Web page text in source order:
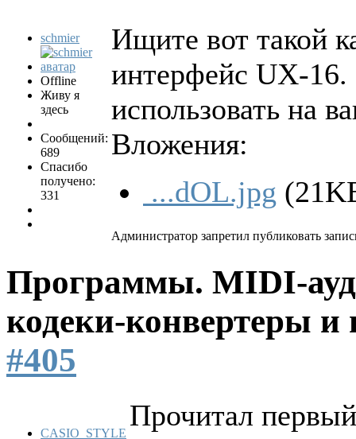
schmier
Offline
Живу я
здесь
Сообщений:
689
Спасибо
получено:
331
Ищите вот такой
интерфейс UX-
использовать на
Вложения:
...dOL.jpg
Администратор запретил публиковать
Программы. MIDI-
кодеки-конвертеры
#405
CASIO_STYLE
Прочитал